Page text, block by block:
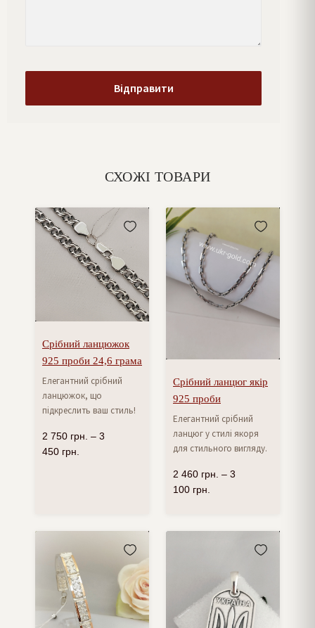
СХОЖІ ТОВАРИ
Срібний ланцюжок
925 проби 24,6 грама
Елегантний срібний
ланцюжок, що
підкреслить ваш стиль!
2 750 грн. – 3
450 грн.
Срібний ланцюг якір
925 проби
Елегантний срібний
ланцюг у стилі якоря
для стильного вигляду.
2 460 грн. – 3
100 грн.